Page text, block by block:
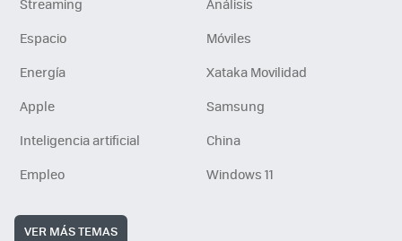
Streaming
Análisis
Espacio
Móviles
Energía
Xataka Movilidad
Apple
Samsung
Inteligencia artificial
China
Empleo
Windows 11
VER MÁS TEMAS